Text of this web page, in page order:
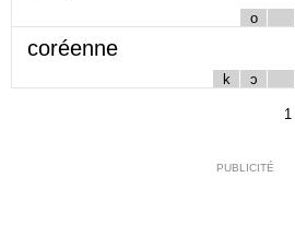
o
coréenne
k ɔ
1
PUBLICITÉ